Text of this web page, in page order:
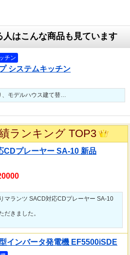
人はこんな商品も見ています
チン
システムキッチン
、モデルハウス建て替…
ランキング TOP3
CDプレーヤー SA-10 新品
マランツ SACD対応CDプレーヤー SA-10
だきました。
インバータ発電機 EF5500iSDE